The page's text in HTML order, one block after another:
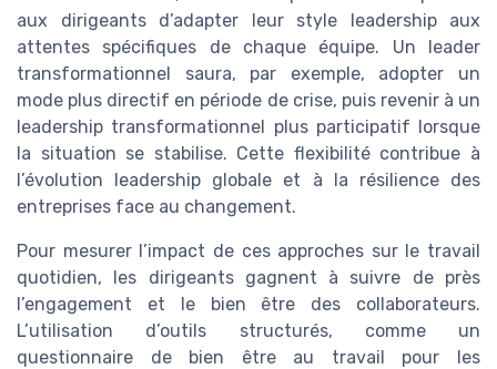
aux dirigeants d’adapter leur style leadership aux
attentes spécifiques de chaque équipe. Un leader
transformationnel saura, par exemple, adopter un
mode plus directif en période de crise, puis revenir à un
leadership transformationnel plus participatif lorsque
la situation se stabilise. Cette flexibilité contribue à
l’évolution leadership globale et à la résilience des
entreprises face au changement.
Pour mesurer l’impact de ces approches sur le travail
quotidien, les dirigeants gagnent à suivre de près
l’engagement et le bien être des collaborateurs.
L’utilisation d’outils structurés, comme un
questionnaire de bien être au travail pour les